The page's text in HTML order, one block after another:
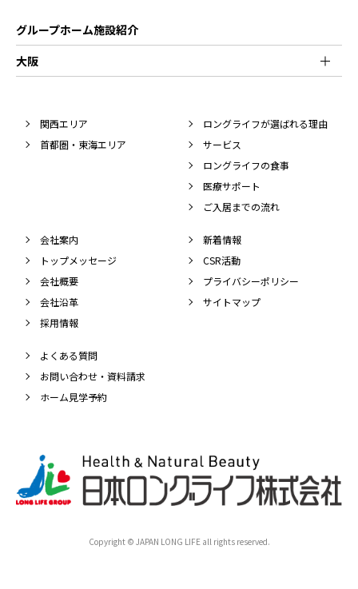
グループホーム施設紹介
大阪
関西エリア
首都圏・東海エリア
ロングライフが選ばれる理由
サービス
ロングライフの食事
医療サポート
ご入居までの流れ
会社案内
トップメッセージ
会社概要
会社沿革
採用情報
新着情報
CSR活動
プライバシーポリシー
サイトマップ
よくある質問
お問い合わせ・資料請求
ホーム見学予約
Copyright © JAPAN LONG LIFE all rights reserved.